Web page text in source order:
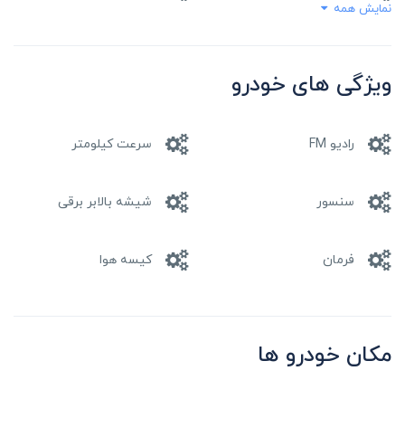
مینی وننمایش همه
ویژگی های خودرو
رادیو FM سرعت کیلومتر
سنسور شیشه بالابر برقی
فرمان کیسه هوا
مکان خودرو ها